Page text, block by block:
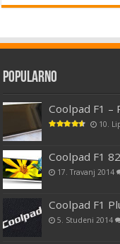
Popularno
Coolpad F1 –
10.
Coolpad F1
17. Travanj 2014
Coolpad F1
5. Studeni 2014